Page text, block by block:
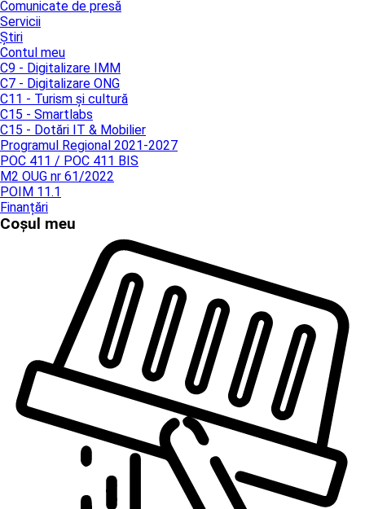
Comunicate de presă
Servicii
Știri
Contul meu
C9 - Digitalizare IMM
C7 - Digitalizare ONG
C11 - Turism și cultură
C15 - Smartlabs
C15 - Dotări IT & Mobilier
Programul Regional 2021-2027
POC 411 / POC 411 BIS
M2 OUG nr 61/2022
POIM 11.1
Finanțări
Coșul meu